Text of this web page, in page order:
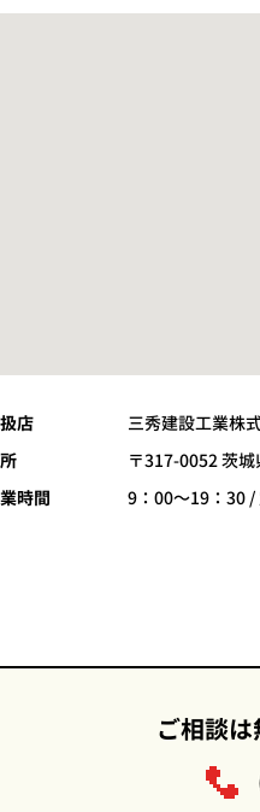
店
三秀建設工業株
〒317-0052 茨
時間
9：00～19：30 /
ご相談